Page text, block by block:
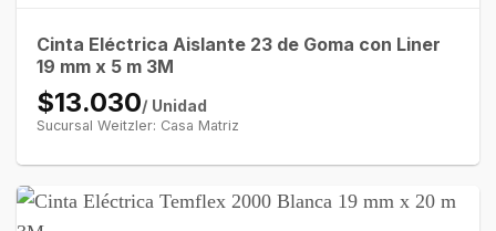
Cinta Eléctrica Aislante 23 de Goma con Liner
19 mm x 5 m 3M
$13.030/ Unidad
Sucursal Weitzler: Casa Matriz